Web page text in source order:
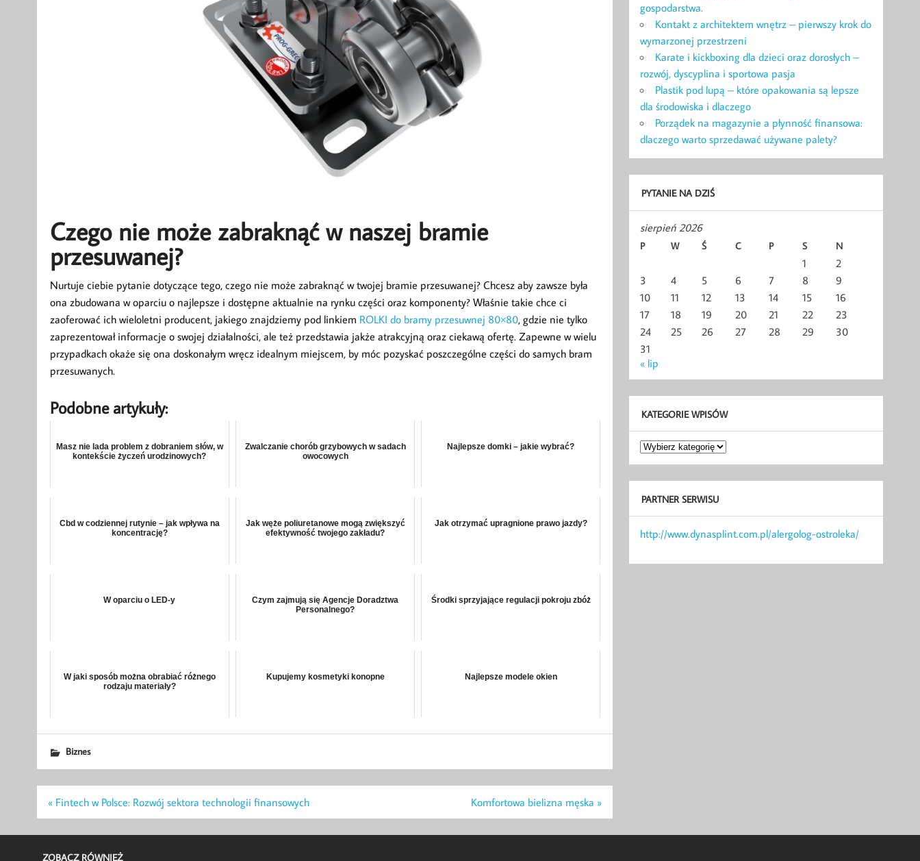
Czego nie może zabraknąć w naszej bramie
przesuwanej?
Nurtuje ciebie pytanie dotyczące tego, czego nie może zabraknąć w twojej bramie przesuwanej? Chcesz aby zawsze była
ona zbudowana w oparciu o najlepsze i dostępne aktualnie na rynku części oraz komponenty? Właśnie takie chce ci
zaoferować ich wieloletni producent, jakiego znajdziemy pod linkiem ROLKI do bramy przesuwnej 80×80, gdzie nie tylko
zaprezentował informacje o swojej działalności, ale też przedstawia jakże atrakcyjną oraz ciekawą ofertę. Zapewne w wielu
przypadkach okaże się ona doskonałym wręcz idealnym miejscem, by móc pozyskać poszczególne części do samych bram
przesuwanych.
Podobne artykuły:
Masz nie lada problem z dobraniem słów, w
kontekście życzeń urodzinowych?
Zwalczanie chorób grzybowych w sadach
owocowych
Najlepsze domki – jakie wybrać?
Cbd w codziennej rutynie – jak wpływa na
koncentrację?
Jak węże poliuretanowe mogą zwiększyć
efektywność twojego zakładu?
Jak otrzymać upragnione prawo jazdy?
W oparciu o LED-y
Czym zajmują się Agencje Doradztwa
Personalnego?
Środki sprzyjające regulacji pokroju zbóż
W jaki sposób można obrabiać różnego
rodzaju materiały?
Kupujemy kosmetyki konopne Najlepsze modele okien
Biznes
Nawigacja
« Fintech w Polsce: Rozwój sektora technologii finansowych Komfortowa bielizna męska »
gospodarstwa.
Kontakt z architektem wnętrz – pierwszy krok do
wymarzonej przestrzeni
Karate i kickboxing dla dzieci oraz dorosłych –
rozwój, dyscyplina i sportowa pasja
Plastik pod lupą – które opakowania są lepsze
dla środowiska i dlaczego
Porządek na magazynie a płynność finansowa:
dlaczego warto sprzedawać używane palety?
PYTANIE NA DZIŚ
sierpień 2026
P W Ś C P S N
1
2
3
4 5 6 7 8
9
10
11 12 13 14 15
16
17
18 19 20 21 22
23
24
25 26 27 28 29
30
31
« lip
KATEGORIE WPISÓW
Kategorie
wpisów
PARTNER SERWISU
http://www.dynasplint.com.pl/alergolog-ostroleka/
ZOBACZ RÓWNIEŻ